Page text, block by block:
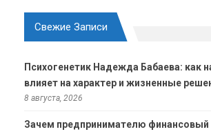
Свежие Записи
Психогенетик Надежда Бабаева: как
влияет на характер и жизненные
8 августа, 2026
Зачем предпринимателю финансовый